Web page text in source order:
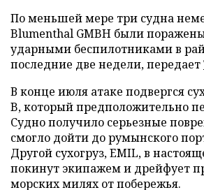
По меньшей мере три судна
Blumenthal GMBH были
ударными беспилотниками в
последние две недели, передает
В конце июля атаке подвергся
B, который предположительно
Судно получило серьезные
смогло дойти до румынского
Другой сухогруз, EMIL, в
покинут экипажем и дрейфует
морских милях от побережья.